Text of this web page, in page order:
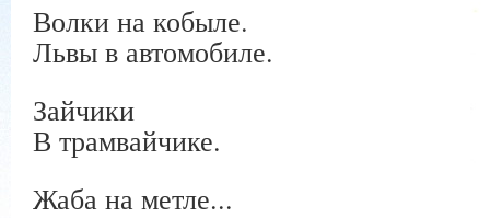
Волки на кобыле.
Львы в автомобиле.
Зайчики
В трамвайчике.
Жаба на метле...